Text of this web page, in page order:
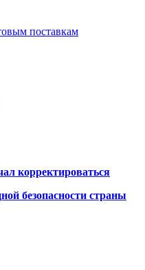
поставкам
корректироваться
безопасности страны